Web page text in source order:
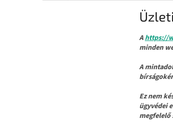
Ahttps://
minden
A
Ez nem
ügyvédei
megfelelő